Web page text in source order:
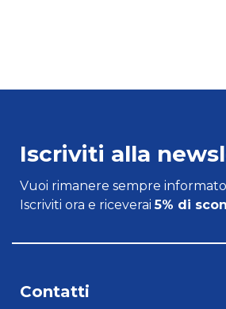
Iscriviti alla
Vuoi rimanere sempre
Iscriviti ora e riceverai5% di
Contatti